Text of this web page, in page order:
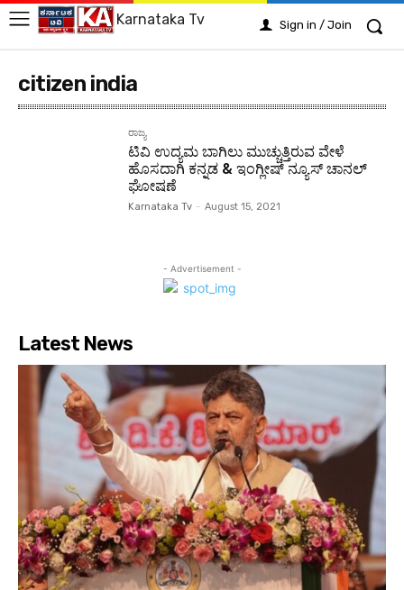
Karnataka Tv Sign in / Join
citizen india
ರಾಜ್ಯ
ಟಿವಿ ಉದ್ಯಮ ಬಾಗಿಲು ಮುಚ್ಚುತ್ತಿರುವ ವೇಳೆ
ಹೊಸದಾಗಿ ಕನ್ನಡ & ಇಂಗ್ಲೀಷ್ ನ್ಯೂಸ್ ಚಾನಲ್
ಘೋಷಣೆ
Karnataka Tv - August 15, 2021
- Advertisement -
Latest News